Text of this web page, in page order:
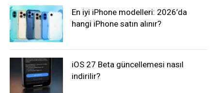
En iyi iPhone modelleri: 2026’da
hangi iPhone satın alınır?
iOS 27 Beta güncellemesi nasıl
indirilir?